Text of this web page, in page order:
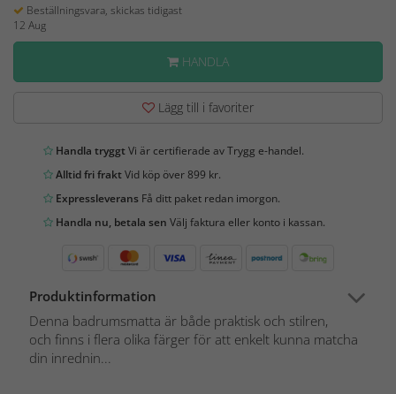
Beställningsvara, skickas tidigast
12 Aug
HANDLA
Lägg till i favoriter
Handla tryggtVi är certifierade av Trygg e-handel.
Alltid fri fraktVid köp över 899 kr.
Expressleverans Få ditt paket redan imorgon.
Handla nu, betala sen Välj faktura eller konto i kassan.
Produktinformation
Denna badrumsmatta är både praktisk och stilren,
och finns i flera olika färger för att enkelt kunna matcha
din inrednin...